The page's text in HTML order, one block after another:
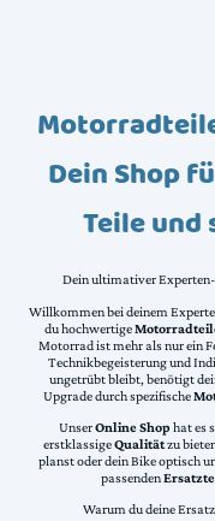
Dein Shop
Teile und
Dein ultimativer
Willkommen bei deinem
du hochwertige
Motorrad ist mehr als nur ein
Technikbegeisterung und
ungetrübt bleibt, benötigt
Upgrade durch spezifische
UnserOnline Shophat es
erstklassigeQualitätzu
planst oder dein Bike optisch
passenden
Warum du deine